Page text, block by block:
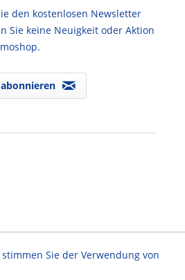
den kostenlosen Newsletter
Sie keine Neuigkeit oder Aktion
Sie der Verwendung von